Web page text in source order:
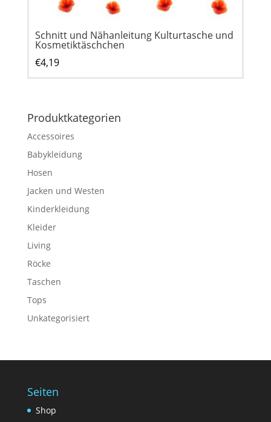
Schnitt und Nähanleitung Kulturtasche und
Kosmetiktäschchen
€4,19
Produktkategorien
Accessoires
Babykleidung
Hosen
Jacken und Westen
Kinderkleidung
Kleider
Living
Röcke
Taschen
Tops
Unkategorisiert
Seiten
Shop